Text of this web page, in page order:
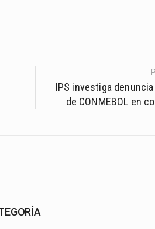
IPS investiga
de CONMEBOL en